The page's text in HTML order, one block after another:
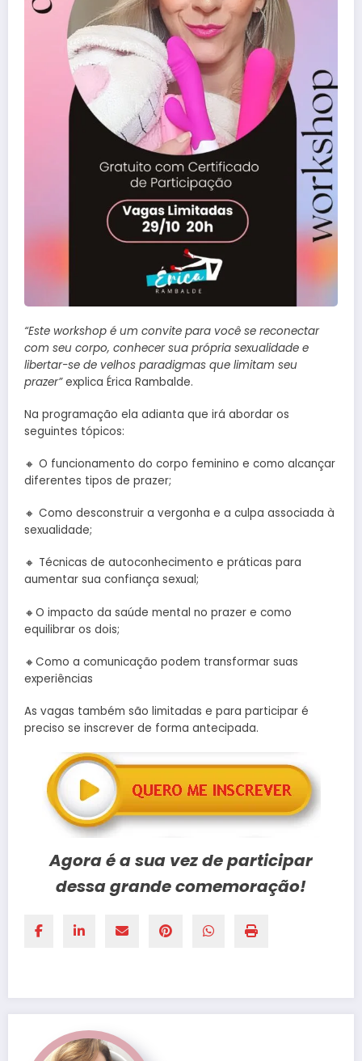
“Este workshop é um convite para você se reconectar
com seu corpo, conhecer sua própria sexualidade e
libertar-se de velhos paradigmas que limitam seu
prazer”explica Érica Rambalde.
Na programação ela adianta que irá abordar os
seguintes tópicos:
🔸 O funcionamento do corpo feminino e como alcançar
diferentes tipos de prazer;
🔸 Como desconstruir a vergonha e a culpa associada à
sexualidade;
🔸 Técnicas de autoconhecimento e práticas para
aumentar sua confiança sexual;
🔸O impacto da saúde mental no prazer e como
equilibrar os dois;
🔸Como a comunicação podem transformar suas
experiências
As vagas também são limitadas e para participar é
preciso se inscrever de forma antecipada.
Agora é a sua vez de participar
dessa grande comemoração!